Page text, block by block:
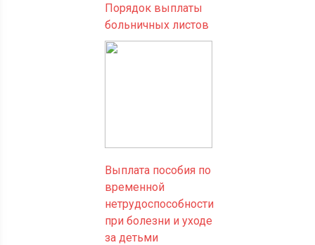
Порядок выплаты
больничных листов
Выплата пособия по
временной
нетрудоспособности
при болезни и уходе
за детьми